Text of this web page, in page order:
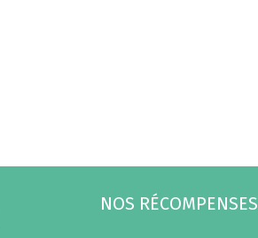
NOS RÉCOMPENSES